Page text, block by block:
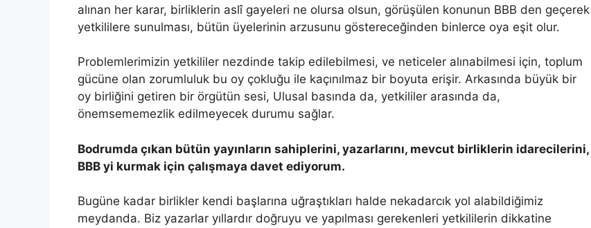
alınan her karar, birliklerin aslî gayeleri ne olursa olsun, görüşülen konunun BBB den geçerek
yetkililere sunulması, bütün üyelerinin arzusunu göstereceğinden binlerce oya eşit olur.
Problemlerimizin yetkililer nezdinde takip edilebilmesi, ve neticeler alınabilmesi için, toplum
gücüne olan zorumluluk bu oy çokluğu ile kaçınılmaz bir boyuta erişir. Arkasında büyük bir
oy birliğini getiren bir örgütün sesi, Ulusal basında da, yetkililer arasında da,
önemsememezlik edilmeyecek durumu sağlar.
Bodrumda çıkan bütün yayınların sahiplerini, yazarlarını, mevcut birliklerin idarecilerini,
BBB yi kurmak için çalışmaya davet ediyorum.
Bugüne kadar birlikler kendi başlarına uğraştıkları halde nekadarcık yol alabildiğimiz
meydanda. Biz yazarlar yıllardır doğruyu ve yapılması gerekenleri yetkililerin dikkatine